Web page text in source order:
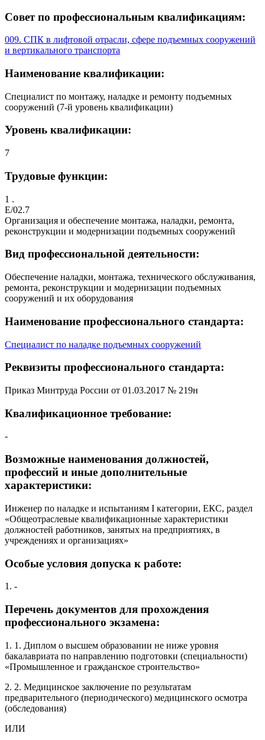
Совет по профессиональным квалификациям:
009. СПК в лифтовой отрасли, сфере подъемных сооружений
и вертикального транспорта
Наименование квалификации:
Специалист по монтажу, наладке и ремонту подъемных
сооружений (7-й уровень квалификации)
Уровень квалификации:
7
Трудовые функции:
1 .
E/02.7
Организация и обеспечение монтажа, наладки, ремонта,
реконструкции и модернизации подъемных сооружений
Вид профессиональной деятельности:
Обеспечение наладки, монтажа, технического обслуживания,
ремонта, реконструкции и модернизации подъемных
сооружений и их оборудования
Наименование профессионального стандарта:
Специалист по наладке подъемных сооружений
Реквизиты профессионального стандарта:
Приказ Минтруда России от 01.03.2017 № 219н
Квалификационное требование:
-
Возможные наименования должностей,
профессий и иные дополнительные
характеристики:
Инженер по наладке и испытаниям I категории, ЕКС, раздел
«Общеотраслевые квалификационные характеристики
должностей работников, занятых на предприятиях, в
учреждениях и организациях»
Особые условия допуска к работе:
1. -
Перечень документов для прохождения
профессионального экзамена:
1. 1. Диплом о высшем образовании не ниже уровня
бакалавриата по направлению подготовки (специальности)
«Промышленное и гражданское строительство»
2. 2. Медицинское заключение по результатам
предварительного (периодического) медицинского осмотра
(обследования)
ИЛИ